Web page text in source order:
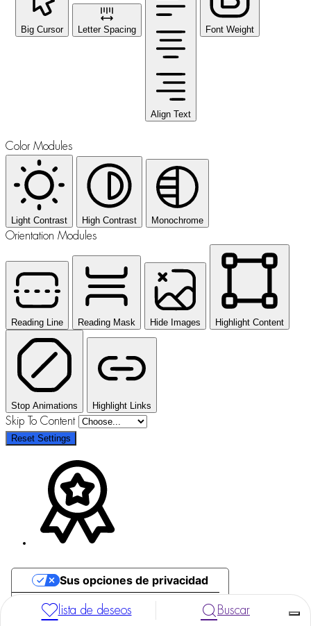
lista de deseos Buscar
Big Cursor Letter Spacing
Align Text
Font Weight
Color Modules
Light Contrast High Contrast Monochrome
Orientation Modules
Reading Line Reading Mask Hide Images Highlight Content
Stop Animations Highlight Links
Skip To Content
Reset Settings
Aviso en el momento de la recogida
Sus opciones de privacidad